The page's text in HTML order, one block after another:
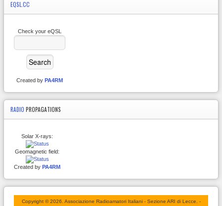
EQSL.CC
Check your eQSL
Created by PA4RM
RADIO PROPAGATIONS
Solar X-rays:
Geomagnetic field:
Created by PA4RM
Copyright © 2026. Associazione Radioamatori Italiani - Sezione ARI di Lecce. -